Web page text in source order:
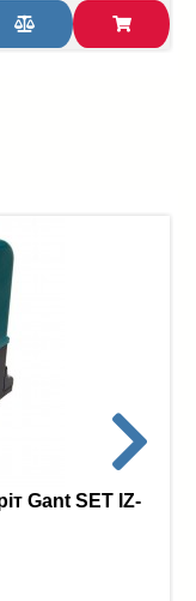
Gant SET IZ-